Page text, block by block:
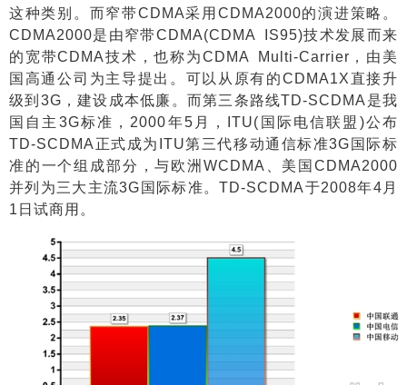
这种类别。而窄带CDMA采用 CDMA2000的演进策略。
CDMA2000是由窄带CDMA(CDMA IS95)技术发展而来
的宽带CDMA技术，也称为CDMA Multi-Carrier ，由美
国高通公司为主导提出。可以从原有的CDMA1X直接升
级到 3G ，建设成本低廉。而第三条路线TD-SCDMA 是我
国自主 3G标准， 2000年5 月， ITU( 国际电信联盟 )公布
TD-SCDMA 正式成为 ITU第三代移动通信标准3G 国际标
准的一个组成部分，与欧洲 WCDMA 、美国 CDMA2000
并列为三大主流3G 国际标准。TD-SCDMA于2008年4 月
1 日试商用。